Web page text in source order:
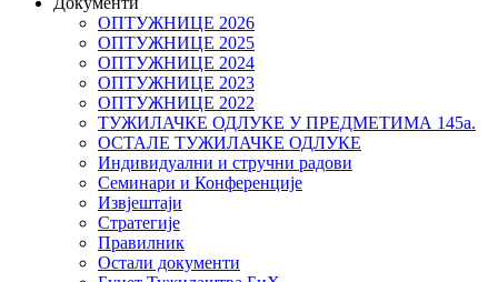
ОПТУЖНИЦЕ 2026
ОПТУЖНИЦЕ 2025
ОПТУЖНИЦЕ 2024
ОПТУЖНИЦЕ 2023
ОПТУЖНИЦЕ 2022
ТУЖИЛАЧКЕ ОДЛУКЕ У ПРЕДМЕТИМА 145а.
ОСТАЛЕ ТУЖИЛАЧКЕ ОДЛУКЕ
Индивидуални и стручни радови
Семинари и Конференције
Извјештаји
Стратегије
Правилник
Остали документи